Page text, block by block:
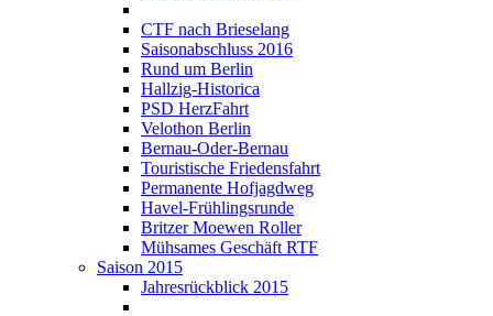
CTF nach Brieselang
Saisonabschluss 2016
Rund um Berlin
Hallzig-Historica
PSD HerzFahrt
Velothon Berlin
Bernau-Oder-Bernau
Touristische Friedensfahrt
Permanente Hofjagdweg
Havel-Frühlingsrunde
Britzer Moewen Roller
Mühsames Geschäft RTF
Saison 2015
Jahresrückblick 2015